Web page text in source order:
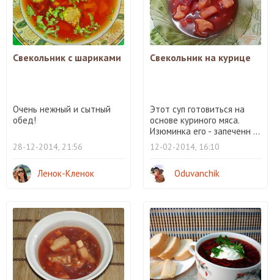
Свекольник с шариками
Очень нежный и сытный
обед!
28-12-2014, 21:56
Ленок-Кленок
Свекольник на курице
Этот суп готовиться на
основе куриного мяса.
Изюминка его - запеченн ...
12-02-2014, 16:10
Oduvanchik